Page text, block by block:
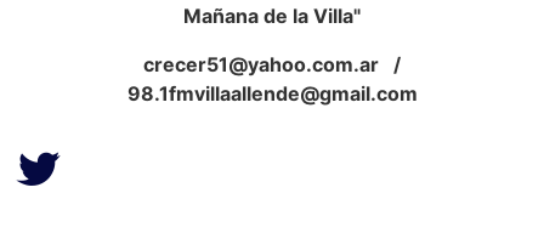
Mañana de la Villa"
crecer51@yahoo.com.ar /
98.1fmvillaallende@gmail.com